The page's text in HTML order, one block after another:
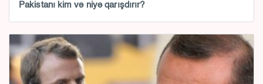
Pakistanı kim və niyə qarışdırır?